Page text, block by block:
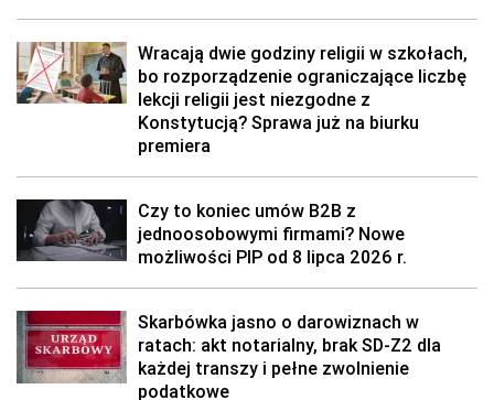
Wracają dwie godziny religii w szkołach,
bo rozporządzenie ograniczające liczbę
lekcji religii jest niezgodne z
Konstytucją? Sprawa już na biurku
premiera
Czy to koniec umów B2B z
jednoosobowymi firmami? Nowe
możliwości PIP od 8 lipca 2026 r.
Skarbówka jasno o darowiznach w
ratach: akt notarialny, brak SD-Z2 dla
każdej transzy i pełne zwolnienie
podatkowe